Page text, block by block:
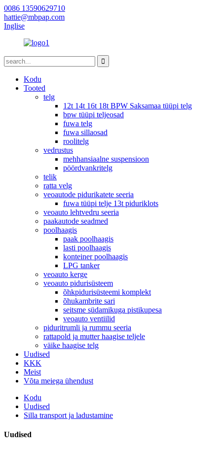
0086 13590629710
hattie@mbpap.com
Inglise
Kodu
Tooted
telg
12t 14t 16t 18t BPW Saksamaa tüüpi telg
bpw tüüpi teljeosad
fuwa telg
fuwa sillaosad
roolitelg
vedrustus
mehhansiaalne suspensioon
pöördvankritelg
telik
ratta velg
veoautode pidurikatete seeria
fuwa tüüpi telje 13t piduriklots
veoauto lehtvedru seeria
paakautode seadmed
poolhaagis
paak poolhaagis
lasti poolhaagis
konteiner poolhaagis
LPG tanker
veoauto kerge
veoauto pidurisüsteem
õhkpidurisüsteemi komplekt
õhukambrite sari
seitsme südamikuga pistikupesa
veoauto ventiilid
piduritrumli ja rummu seeria
rattapold ja mutter haagise teljele
väike haagise telg
Uudised
KKK
Meist
Võta meiega ühendust
Kodu
Uudised
Silla transport ja ladustamine
Uudised